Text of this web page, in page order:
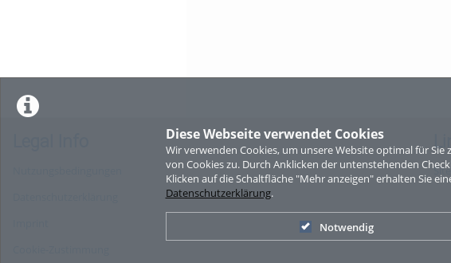
Diese Webseite verwendet Cookies
Wir verwenden Cookies, um unsere Website optimal für
von Cookies zu. Durch Anklicken der untenstehenden
Klicken auf die Schaltfläche "Mehr anzeigen" erhalten Sie
Datenschutzerklärung.
Notwendig